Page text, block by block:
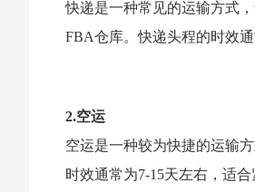
快递是一种常见的运输方式
FBA仓库。快递头程的时效
2.空运
空运是一种较为快捷的运输
时效通常为7-15天左右，适合